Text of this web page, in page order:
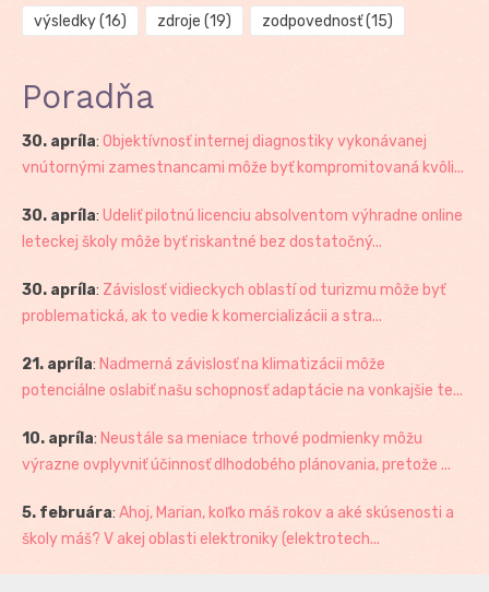
výsledky(16) zdroje (19) zodpovednosť(15)
Poradňa
30. apríla: Objektívnosť internej diagnostiky vykonávanej
vnútornými zamestnancami môže byť kompromitovaná kvôli...
30. apríla: Udeliť pilotnú licenciu absolventom výhradne online
leteckej školy môže byť riskantné bez dostatočný...
30. apríla: Závislosť vidieckych oblastí od turizmu môže byť
problematická, ak to vedie k komercializácii a stra...
21. apríla: Nadmerná závislosť na klimatizácii môže
potenciálne oslabiť našu schopnosť adaptácie na vonkajšie te...
10. apríla: Neustále sa meniace trhové podmienky môžu
výrazne ovplyvniť účinnosť dlhodobého plánovania, pretože ...
5. februára: Ahoj, Marian, koľko máš rokov a aké skúsenosti a
školy máš? V akej oblasti elektroniky (elektrotech...